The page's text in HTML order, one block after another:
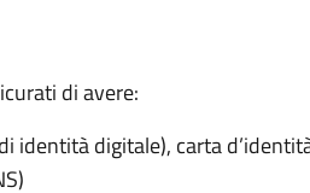
di avere:
identità digitale), carta